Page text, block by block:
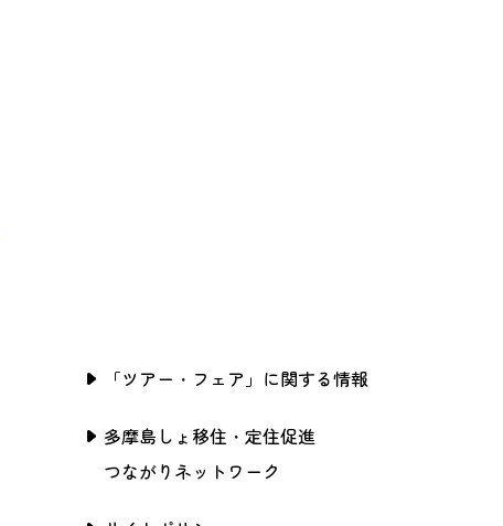
「ツアー・フェア」に関する情報
多摩島しょ移住・定住促進
つながりネットワーク